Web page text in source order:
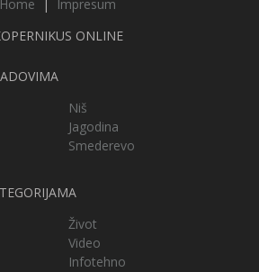
Home |
Impresum
ONLINE
Niš
Jagodina
Smederevo
Život
Video
Infotehno